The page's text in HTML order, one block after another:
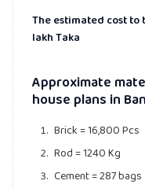
The estimated cost to
lakh Taka
Approximate
house plans in
Brick = 16,800 Pcs
Rod = 1240 Kg
Cement = 287 bags